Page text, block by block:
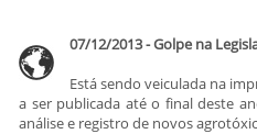
07/12/2013 - Golpe na
Está sendo veiculada na
a ser publicada até o final deste
análise e registro de novos